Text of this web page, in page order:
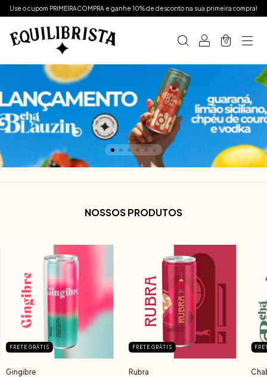
Use o cupom PRIMEIRACOMPRA e ganhe 10% de desconto na sua primeira compra!
0
NOSSOS PRODUTOS
FRETE GRÁTIS
Gingibre
FRETE GRÁTIS
Rubra